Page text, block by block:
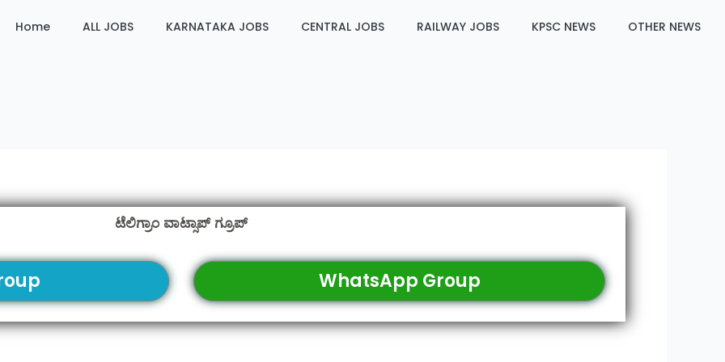
Home ALL JOBS KARNATAKA JOBS CENTRAL JOBS RAILWAY JOBS KPSC NEWS OTHER NEWS
ಟೆಲಿಗ್ರಾಂ ವಾಟ್ಸಾಪ್ ಗ್ರೂಪ್
WhatsApp Group